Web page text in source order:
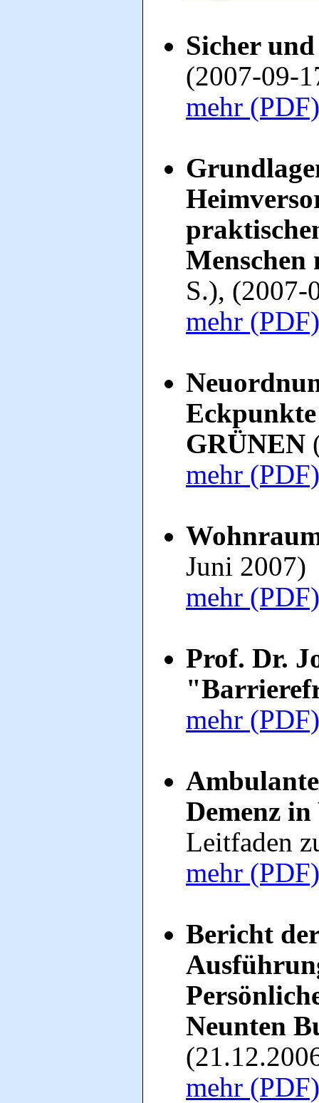
Sicher
(2007-09-
mehr (PDF)
S.), (2007-
mehr (PDF)
GRÜNEN
mehr (PDF)
Juni 2007)
mehr (PDF)
Prof. Dr.
mehr (PDF)
Demenz
Leitfaden
mehr (PDF)
Bericht
Neunten
mehr (PDF)